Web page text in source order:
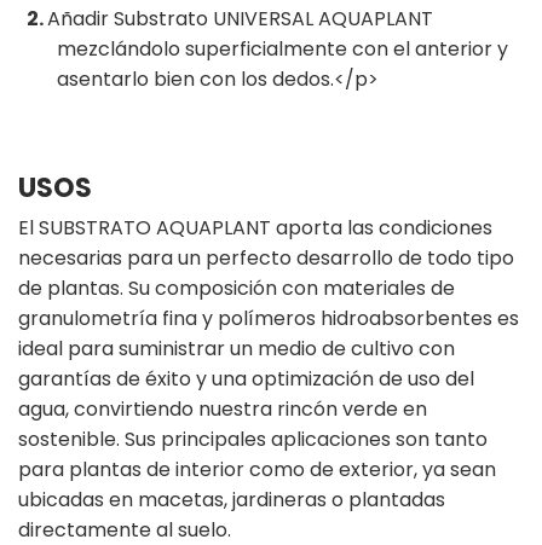
Añadir Substrato UNIVERSAL AQUAPLANT
mezclándolo superficialmente con el anterior y
asentarlo bien con los dedos.</p>
USOS
El SUBSTRATO AQUAPLANT aporta las condiciones
necesarias para un perfecto desarrollo de todo tipo
de plantas. Su composición con materiales de
granulometría fina y polímeros hidroabsorbentes es
ideal para suministrar un medio de cultivo con
garantías de éxito y una optimización de uso del
agua, convirtiendo nuestra rincón verde en
sostenible. Sus principales aplicaciones son tanto
para plantas de interior como de exterior, ya sean
ubicadas en macetas, jardineras o plantadas
directamente al suelo.